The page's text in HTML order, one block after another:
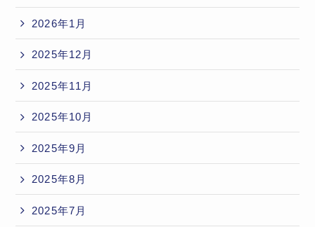
2026年1月
2025年12月
2025年11月
2025年10月
2025年9月
2025年8月
2025年7月